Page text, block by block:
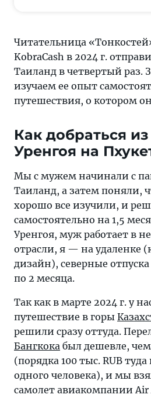
2024 г.
мужем
в
четвертый
Завидуем
молча
и
изучаем
ее
опыт
самостоятельного
путешествия
Читательница
KobraCash в 2024 г.
Таиланд в четвертый раз.
изучаем ее опыт
путешествия, о котором
Как добраться
Уренгоя на
Мы с мужем начинали с
Таиланд, а затем поняли,
хорошо все изучили, и
самостоятельно на 1,5
Уренгоя, муж работает в
отрасли, я — на удаленке
дизайн), северные
по 2 месяца.
Так как в марте 2024 г. у
путешествие в горы
решили сразу оттуда.
Бангкока был дешевле, чем
(порядка 100 тыс. RUB
одного человека), и мы
самолет авиакомпании Air